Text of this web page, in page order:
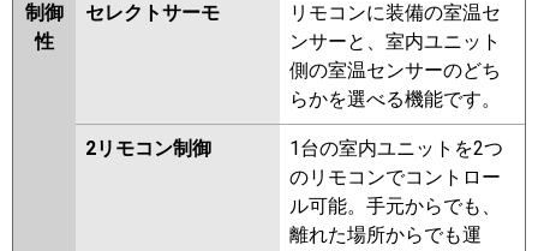
制御
性
セレクトサーモ
リモコンに装備の室温セ
ンサーと、室内ユニット
側の室温センサーのどち
らかを選べる機能です。
2リモコン制御
1台の室内ユニットを2つ
のリモコンでコントロー
ル可能。手元からでも、
離れた場所からでも運